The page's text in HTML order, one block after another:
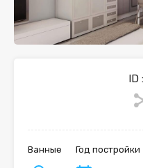
ID :
Ванные Год постройки